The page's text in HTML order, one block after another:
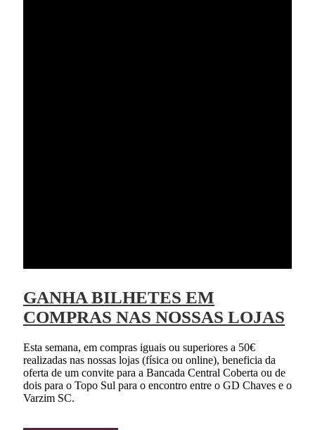
GANHA BILHETES EM
COMPRAS NAS NOSSAS LOJAS
Esta semana, em compras iguais ou superiores a 50€
realizadas nas nossas lojas (física ou online), beneficia da
oferta de um convite para a Bancada Central Coberta ou de
dois para o Topo Sul para o encontro entre o GD Chaves e o
Varzim SC.